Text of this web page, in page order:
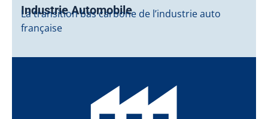
Industrie Automobile
La transition bas carbone de l’industrie auto
française